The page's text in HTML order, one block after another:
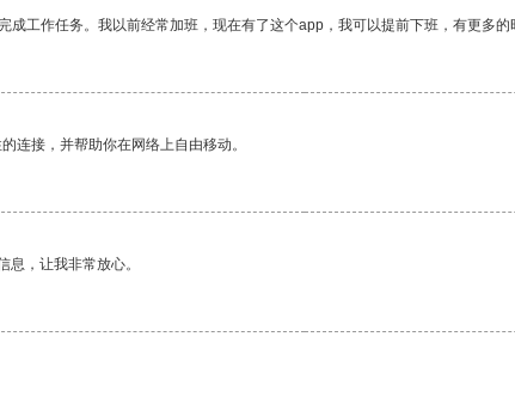
工作任务。我以前经常加班，现在有了这个app，我可以提前下班，有更多的
连接，并帮助你在网络上自由移动。
，让我非常放心。